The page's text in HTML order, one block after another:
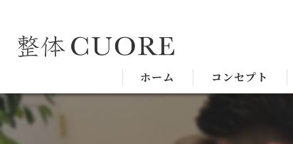
ホーム コンセプト